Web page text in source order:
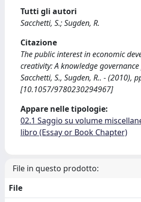
Tutti gli autori
Sacchetti, S.; Sugden, R.
Citazione
The public interest in economic
creativity: A knowledge
Sacchetti, S., Sugden, R.. - (2010),
[10.1057/9780230294967]
Appare nelle tipologie:
02.1 Saggio su volume
libro (Essay or Book Chapter)
File in questo prodotto:
File